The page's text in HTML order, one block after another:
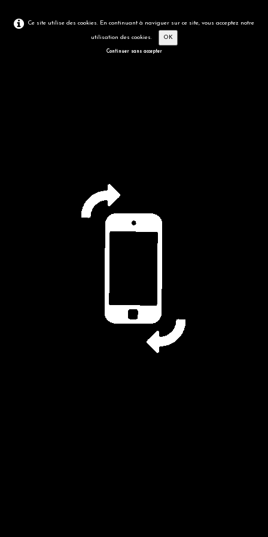
Ce site utilise des cookies. En continuant à naviguer sur ce site, vous acceptez notre
utilisation des cookies. OK
Continuer sans accepter